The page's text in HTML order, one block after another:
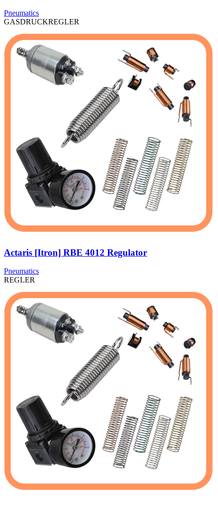
Pneumatics
GASDRUCKREGLER
Actaris [Itron] RBE 4012 Regulator
Pneumatics
REGLER